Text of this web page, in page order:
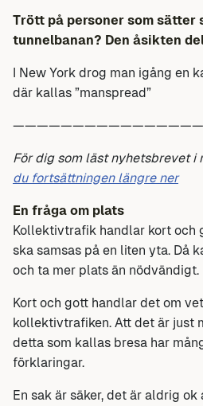
Trött på personer som sätter
tunnelbanan? Den åsikten
I New York drog man igång en
där kallas ”manspread”
För dig som läst nyhetsbrevet i
du fortsättningen längre ner
En fråga om plats
Kollektivtrafik handlar kort och
ska samsas på en liten yta. Då
och ta mer plats än nödvändigt.
Kort och gott handlar det om
kollektivtrafiken. Att det är just
detta som kallas bresa har
förklaringar.
En sak är säker, det är aldrig